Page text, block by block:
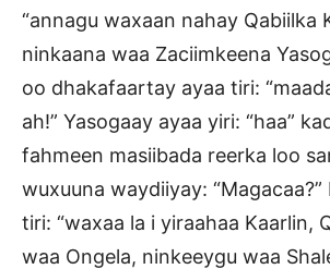
“annagu waxaan nahay Qabiilka
ninkaana waa Zaciimkeena
oo dhakafaartay ayaa tiri:
ah!” Yasogaay ayaa yiri: “haa”
fahmeen masiibada reerka loo
wuxuuna waydiiyay: “Magacaa?”
tiri: “waxaa la i yiraahaa Kaarlin,
waa Ongela, ninkeeygu waa